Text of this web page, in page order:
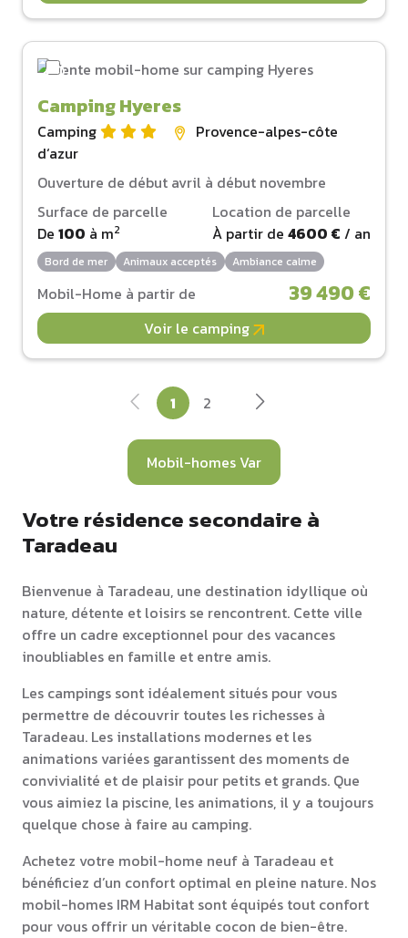
Camping Hyeres
Camping
Provence-alpes-côte
d‘azur
Ouverture de début avril à début novembre
Surface de parcelle
De 100 à m2
Location de parcelle
À partir de 4600 € / an
Bord de mer Animaux acceptés Ambiance calme
Mobil-Home à partir de 39 490 €
Voir le camping
1 2
Mobil-homes Var
Votre résidence secondaire à
Taradeau
Bienvenue à Taradeau, une destination idyllique où
nature, détente et loisirs se rencontrent. Cette ville
offre un cadre exceptionnel pour des vacances
inoubliables en famille et entre amis.
Les campings sont idéalement situés pour vous
permettre de découvrir toutes les richesses à
Taradeau. Les installations modernes et les
animations variées garantissent des moments de
convivialité et de plaisir pour petits et grands. Que
vous aimiez la piscine, les animations, il y a toujours
quelque chose à faire au camping.
Achetez votre mobil-home neuf à Taradeau et
bénéficiez d’un confort optimal en pleine nature. Nos
mobil-homes IRM Habitat sont équipés tout confort
pour vous offrir un véritable cocon de bien-être.